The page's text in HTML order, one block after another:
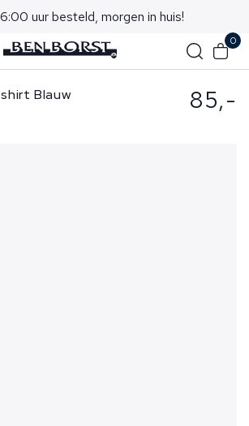
uur besteld, morgen in huis!
0
shirt Blauw 85,-